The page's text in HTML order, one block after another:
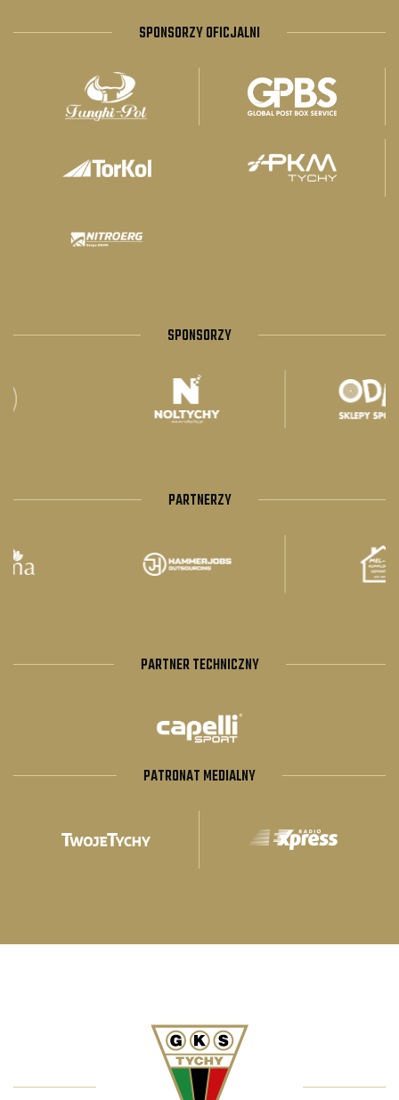
SPONSORZY OFICJALNI
SPONSORZY
PARTNERZY
PARTNER TECHNICZNY
PATRONAT MEDIALNY